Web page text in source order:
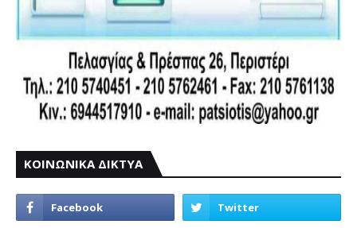
ΚΟΙΝΩΝΙΚΑ ΔΙΚΤΥΑ